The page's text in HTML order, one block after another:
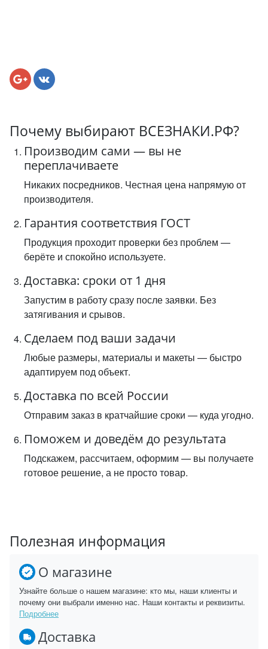
Почему выбирают ВСЕЗНАКИ.РФ?
Производим сами — вы не
переплачиваете
Никаких посредников. Честная цена напрямую от
производителя.
Гарантия соответствия ГОСТ
Продукция проходит проверки без проблем —
берёте и спокойно используете.
Доставка: сроки от 1 дня
Запустим в работу сразу после заявки. Без
затягивания и срывов.
Сделаем под ваши задачи
Любые размеры, материалы и макеты — быстро
адаптируем под объект.
Доставка по всей России
Отправим заказ в кратчайшие сроки — куда угодно.
Поможем и доведём до результата
Подскажем, рассчитаем, оформим — вы получаете
готовое решение, а не просто товар.
Полезная информация
О магазине
Узнайте больше о нашем магазине: кто мы, наши клиенты и
почему они выбрали именно нас. Наши контакты и реквизиты.
Подробнее
Доставка